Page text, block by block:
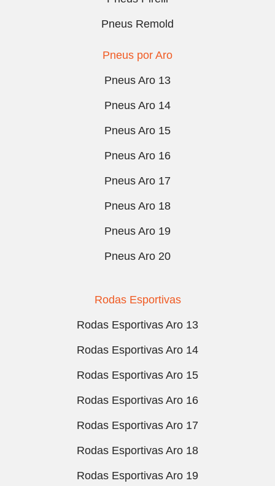
Pneus Remold
Pneus por Aro
Pneus Aro 13
Pneus Aro 14
Pneus Aro 15
Pneus Aro 16
Pneus Aro 17
Pneus Aro 18
Pneus Aro 19
Pneus Aro 20
Rodas Esportivas
Rodas Esportivas Aro 13
Rodas Esportivas Aro 14
Rodas Esportivas Aro 15
Rodas Esportivas Aro 16
Rodas Esportivas Aro 17
Rodas Esportivas Aro 18
Rodas Esportivas Aro 19